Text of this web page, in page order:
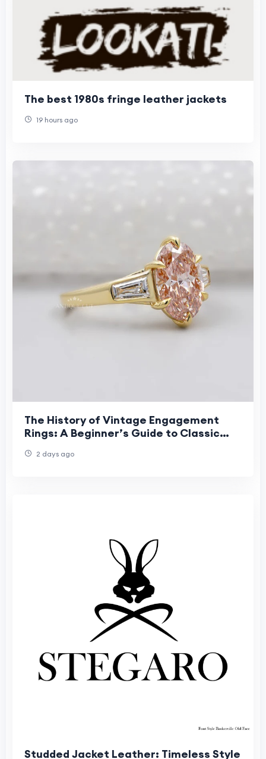
The best 1980s fringe leather jackets
19 hours ago
The History of Vintage Engagement
Rings: A Beginner’s Guide to Classic
2 days ago
Studded Jacket Leather: Timeless Style